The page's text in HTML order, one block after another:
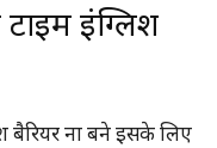
इंग्लिश
बैरियर ना बने इसके लिए